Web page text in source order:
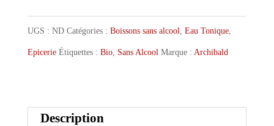
Original
Tonic
UGS : ND Catégories : Boissons sans alcool Eau Tonique,
Epicerie Étiquettes : Bio, Sans Alcool Marque : Archibald
Description